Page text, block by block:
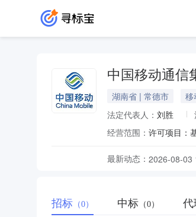
中国移动通信
湖南省 | 常德市 移
法定代表人： 刘胜
经营范围：
最新动态： 2026-08-03
招标 （0） 中标 （0） 代